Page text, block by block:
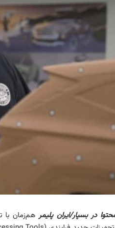
در بسپار/ایران پلیمر هم‌زمان با